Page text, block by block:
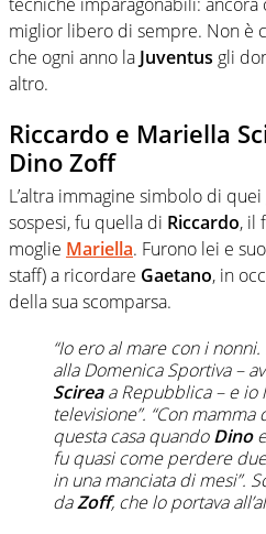
tecniche imparagonabili: ancora
miglior libero di sempre. Non è
che ogni anno la Juventus gli
altro.
Riccardo e Mariella
Dino Zoff
L’altra immagine simbolo di
sospesi, fu quella di Riccardo, il
moglie Mariella. Furono lei e
staff) a ricordare Gaetano, in
della sua scomparsa.
“Io ero al mare con i
allaDomenica Sportiva–
Scireaa Repubblica – e io
televisione”. “Con
questa casa quandoDino
fu quasi come perdere
in una manciata di mesi”.
daZoff, che lo portava